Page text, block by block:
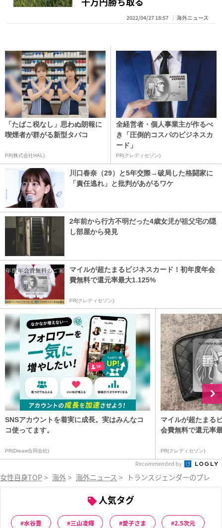
2022/04/27 18:57 海外ニュース
「たばこ税なし」思わぬ朗報に
喫煙者が群がる新型タバコ
PR(株式会社HAL)
全経営者・個人事業主が作るべ
き「圧倒的コスパのビジネスカ
ード」
PR(クレディセゾン)
川口春奈（29）と5年交際→破局した格闘家に
「責任逃れ」と批判があがるワケ
2年前から行方不明だった4歳女児が祖父宅の隠
し部屋から発見
マイルが超たまるビジネスカード！初年度年会
費無料で還元率最大1.125%
PR(クレディセゾン)
SNSアカウントを着実に成長。実はみんなコ
コ使ってます。
PR(Dreaw合同会社)
マイルが超たまる
会費無料で還元率
PR(クレディセゾン)
Recommended by
女性自身TOP > 海外 > 海外ニュース > トランスジェンダーのプレ
人気タグ
水谷豊 三山凌輝 愛子さま 2.5次元